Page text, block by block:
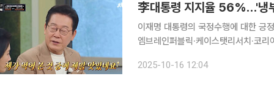
李대통령 지지율 56%…'
이재명 대통령의 국정수행에 대한
엠브레인퍼블릭·케이스탯리서치·코
집계됐다. 이는 직전(9월29일~10월
2025-10-16 12:04